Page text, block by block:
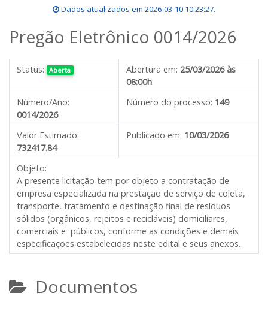
Dados atualizados em 2026-03-10 10:23:27.
Pregão Eletrônico 0014/2026
Status: Aberta Abertura em: 25/03/2026 às
08:00h
Número/Ano:
0014/2026
Número do processo: 149
Valor Estimado:
732417.84
Publicado em: 10/03/2026
Objeto:
A presente licitação tem por objeto a contratação de
empresa especializada na prestação de serviço de coleta,
transporte, tratamento e destinação final de resíduos
sólidos (orgânicos, rejeitos e recicláveis) domiciliares,
comerciais e públicos, conforme as condições e demais
especificações estabelecidas neste edital e seus anexos.
Documentos